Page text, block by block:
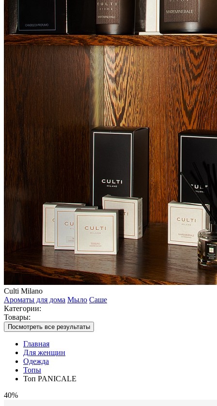
Culti Milano
Ароматы для дома Мыло Саше
Категории:
Товары:
Посмотреть все результаты
Главная
Для женщин
Одежда
Топы
Топ PANICALE
40%